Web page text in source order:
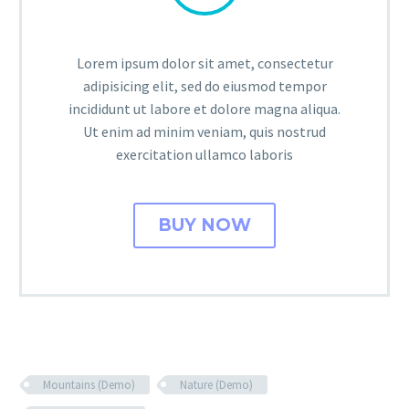
Lorem ipsum dolor sit amet, consectetur
adipisicing elit, sed do eiusmod tempor
incididunt ut labore et dolore magna aliqua.
Ut enim ad minim veniam, quis nostrud
exercitation ullamco laboris
BUY NOW
Mountains (Demo)
Nature (Demo)